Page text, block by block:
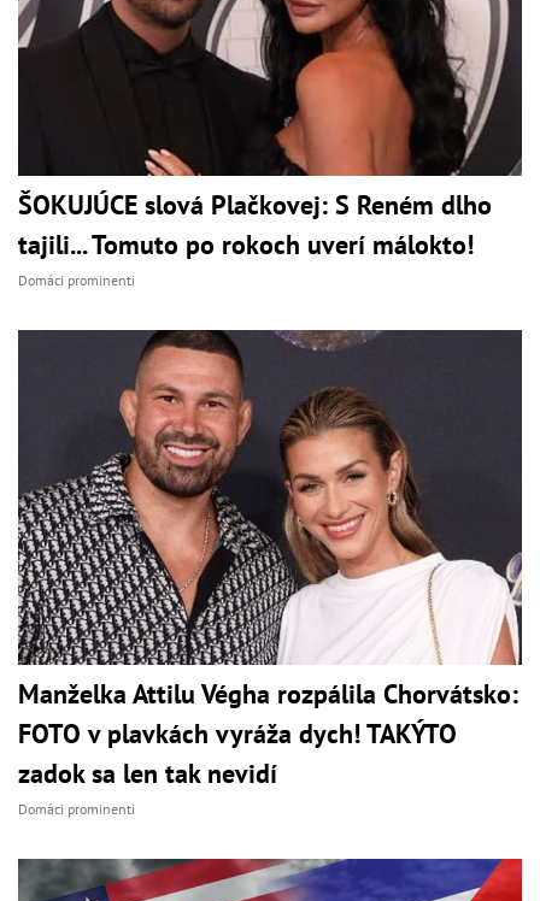
ŠOKUJÚCE slová Plačkovej: S Reném dlho
tajili... Tomuto po rokoch uverí málokto!
Domáci prominenti
Manželka Attilu Végha rozpálila Chorvátsko:
FOTO v plavkách vyráža dych! TAKÝTO
zadok sa len tak nevidí
Domáci prominenti